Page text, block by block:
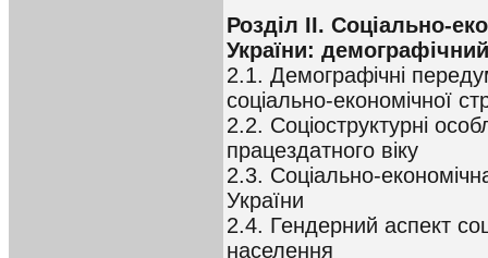
Розділ II. Соціально-
України:
2.1. Демографічні
соціально-економічної
2.2. Соціоструктурні
працездатного віку
2.3. Соціально-
України
2.4. Гендерний аспект
населення